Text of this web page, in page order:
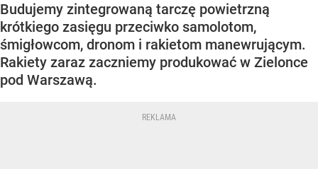
Budujemy zintegrowaną tarczę powietrzną
krótkiego zasięgu przeciwko samolotom,
śmigłowcom, dronom i rakietom manewrującym.
Rakiety zaraz zaczniemy produkować w Zielonce
pod Warszawą.